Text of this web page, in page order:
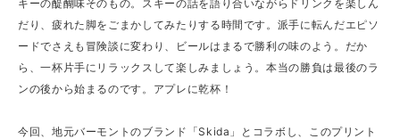
キーの醍醐味そのもの。スキーの話を語り合いながらドリンクを楽しん
だり、疲れた脚をごまかしてみたりする時間です。派手に転んだエピソ
ードでさえも冒険談に変わり、ビールはまるで勝利の味のよう。だか
ら、一杯片手にリラックスして楽しみましょう。本当の勝負は最後のラ
ンの後から始まるのです。アプレに乾杯！
今回、地元バーモントのブランド「Skida」とコラボし、このプリント